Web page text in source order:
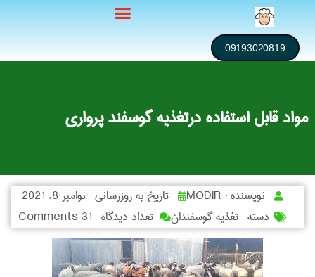
09193020819
مواد قابل استفاده درتغذیه گوسفند پرواری
نویسنده : تاریخ به روزرسانی : نوامبر 8, 2021
دسته :تغذیه گوسفندان تعداد دیدگاه : 31 Comments